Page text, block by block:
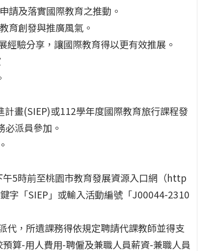
請及落實國際教育之推動。
育創發與推廣風氣。
經驗分享，讓國際教育得以更有效推展。
畫(SIEP)或112學年度國際教育旅行課程發
派員參加。
5時前至桃園市教育發展資源入口網（http
「SIEP」或輸入活動編號「J00044-2310
代，所遺課務得依規定聘請代課教師並得支
算-用人費用-聘僱及兼職人員薪資-兼職人員